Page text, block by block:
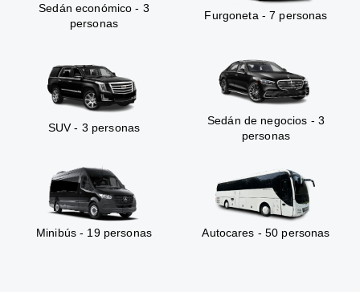
Sedán económico - 3
personas
Furgoneta - 7 personas
SUV - 3 personas
Sedán de negocios - 3
personas
Minibús - 19 personas Autocares - 50 personas